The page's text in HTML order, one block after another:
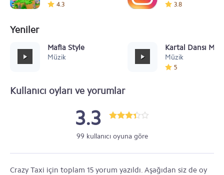
4.3 3.8
Yeniler
Mafia Style
Müzik
Kartal Dansı
Müzik
5
Kullanıcı oyları ve yorumlar
3.3
99 kullanıcı oyuna göre
Crazy Taxi için toplam 15 yorum yazıldı. Aşağıdan siz de oy